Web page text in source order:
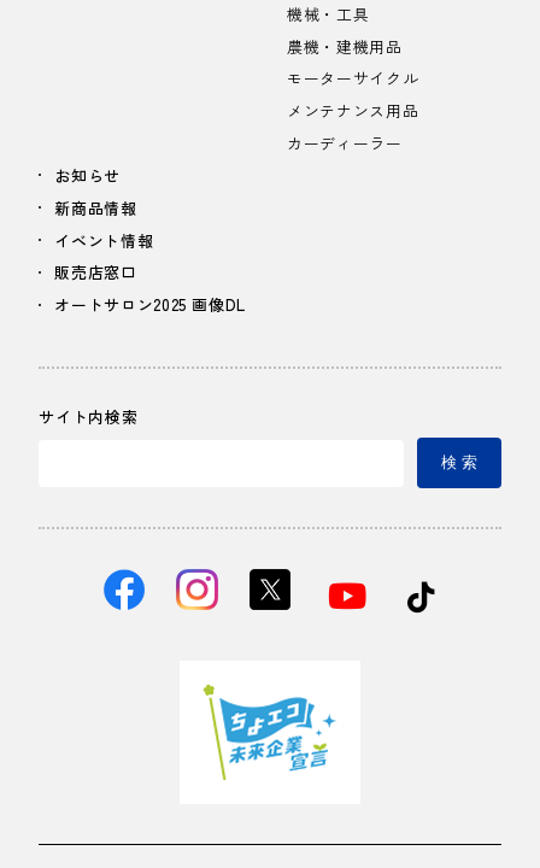
機械・工具
農機・建機用品
モーターサイクル
メンテナンス用品
カーディーラー
お知らせ
新商品情報
イベント情報
販売店窓口
オートサロン2025 画像DL
サイト内検索
検 索